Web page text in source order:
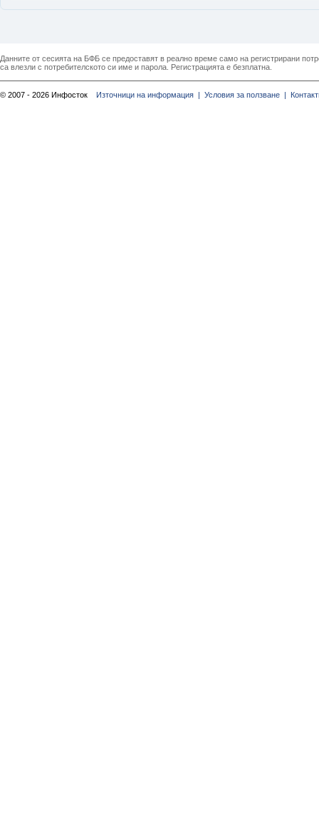
Данните от сесията на БФБ се предоставят в реално време само на регистрирани
са влезли с потребителското си име и парола. Регистрацията е безплатна.
© 2007 - 2026 Инфосток Източници на информация | Условия за ползване |